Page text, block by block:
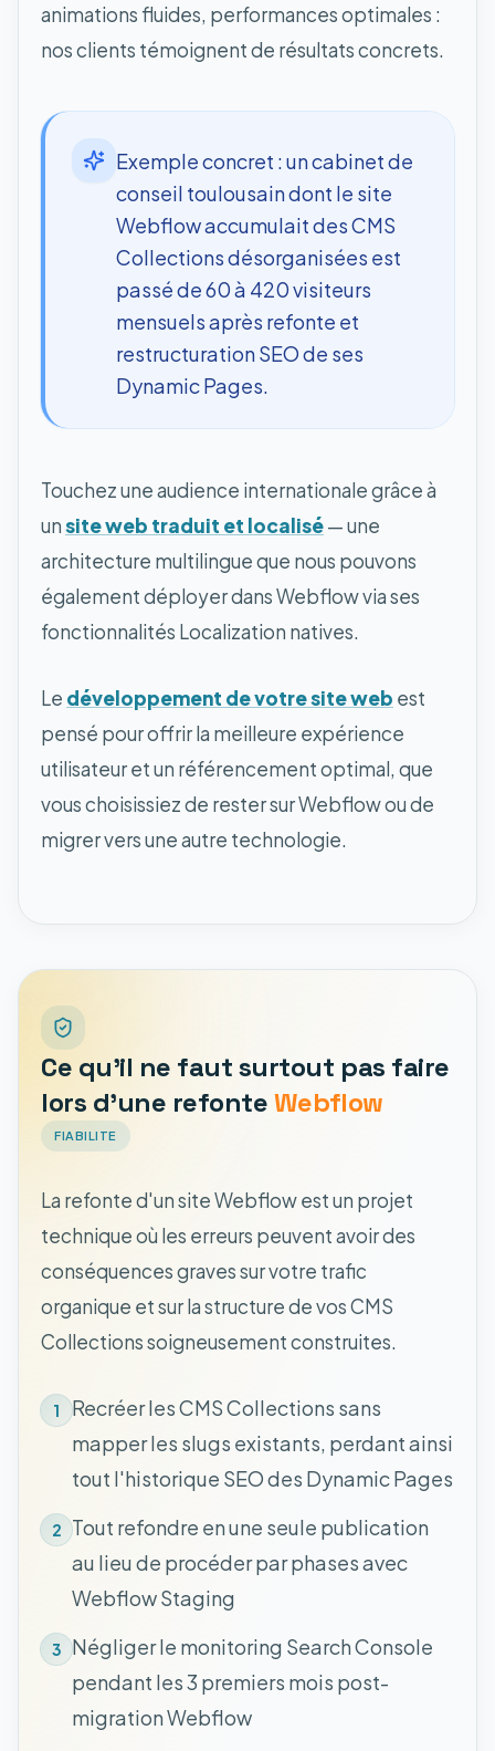
animations fluides, performances optimales :
nos clients témoignent de résultats concrets.
Exemple concret : un cabinet de
conseil toulousain dont le site
Webflow accumulait des CMS
Collections désorganisées est
passé de 60 à 420 visiteurs
mensuels après refonte et
restructuration SEO de ses
Dynamic Pages.
Touchez une audience internationale grâce à
unsite web traduit et localisé— une
architecture multilingue que nous pouvons
également déployer dans Webflow via ses
fonctionnalités Localization natives.
Le développement de votre site web est
pensé pour offrir la meilleure expérience
utilisateur et un référencement optimal, que
vous choisissiez de rester sur Webflow ou de
migrer vers une autre technologie.
Ce qu'il ne faut surtout pas faire
lors d'une refonteWebflow
FIABILITE
La refonte d'un site Webflow est un projet
technique où les erreurs peuvent avoir des
conséquences graves sur votre trafic
organique et sur la structure de vos CMS
Collections soigneusement construites.
1
Recréer les CMS Collections sans
mapper les slugs existants, perdant ainsi
tout l'historique SEO des Dynamic Pages
2 Tout refondre en une seule publication
au lieu de procéder par phases avec
Webflow Staging
3 Négliger le monitoring Search Console
pendant les 3 premiers mois post-
migration Webflow